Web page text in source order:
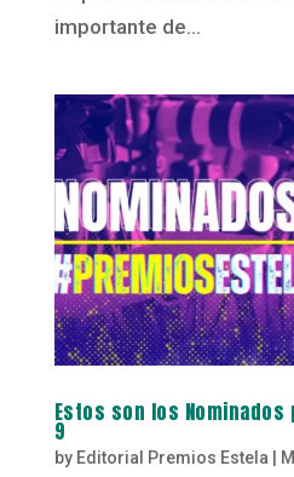
importante de...
Estos son los Nominados
9
by Editorial Premios Estela